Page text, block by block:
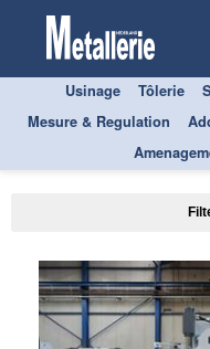
Usinage Tôlerie
Mesure & Regulation
TOUS SERVICES